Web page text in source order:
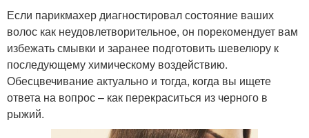
Если парикмахер диагностировал состояние ваших
волос как неудовлетворительное, он порекомендует вам
избежать смывки и заранее подготовить шевелюру к
последующему химическому воздействию.
Обесцвечивание актуально и тогда, когда вы ищете
ответа на вопрос – как перекраситься из черного в
рыжий.